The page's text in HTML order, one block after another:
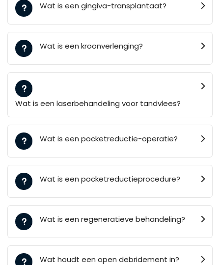
Wat is een gingiva-transplantaat?
Wat is een kroonverlenging?
Wat is een laserbehandeling voor tandvlees?
Wat is een pocketreductie-operatie?
Wat is een pocketreductieprocedure?
Wat is een regeneratieve behandeling?
Wat houdt een open debridement in?